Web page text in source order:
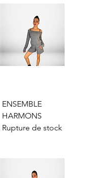
ENSEMBLE
HARMONS
Rupture de stock